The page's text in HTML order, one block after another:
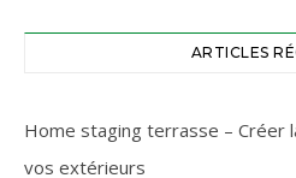
ARTICLES
Home staging terrasse – Créer
vos extérieurs